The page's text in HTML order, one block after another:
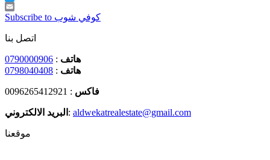
Twitter
Email
Subscribe to كوفي شوب
اتصل بنا
هاتف :
0790000906
هاتف :
0798040408
فاكس : 0096265412921
البريد الالكتروني : aldwekatrealestate@gmail.com
موقعنا